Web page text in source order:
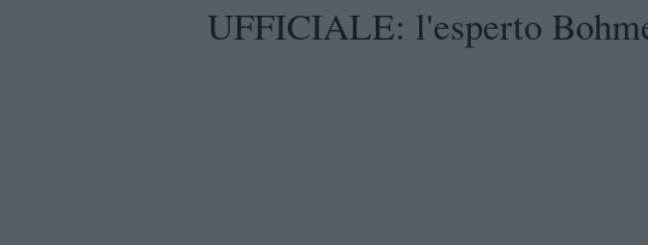
UFFICIALE: l'esperto